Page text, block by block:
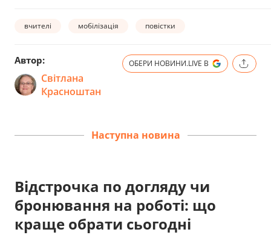
вчителі мобілізація повістки
Автор:
Світлана
Красноштан
ОБЕРИ НОВИНИ.LIVE В
Наступна новина
Відстрочка по догляду чи
бронювання на роботі: що
краще обрати сьогодні